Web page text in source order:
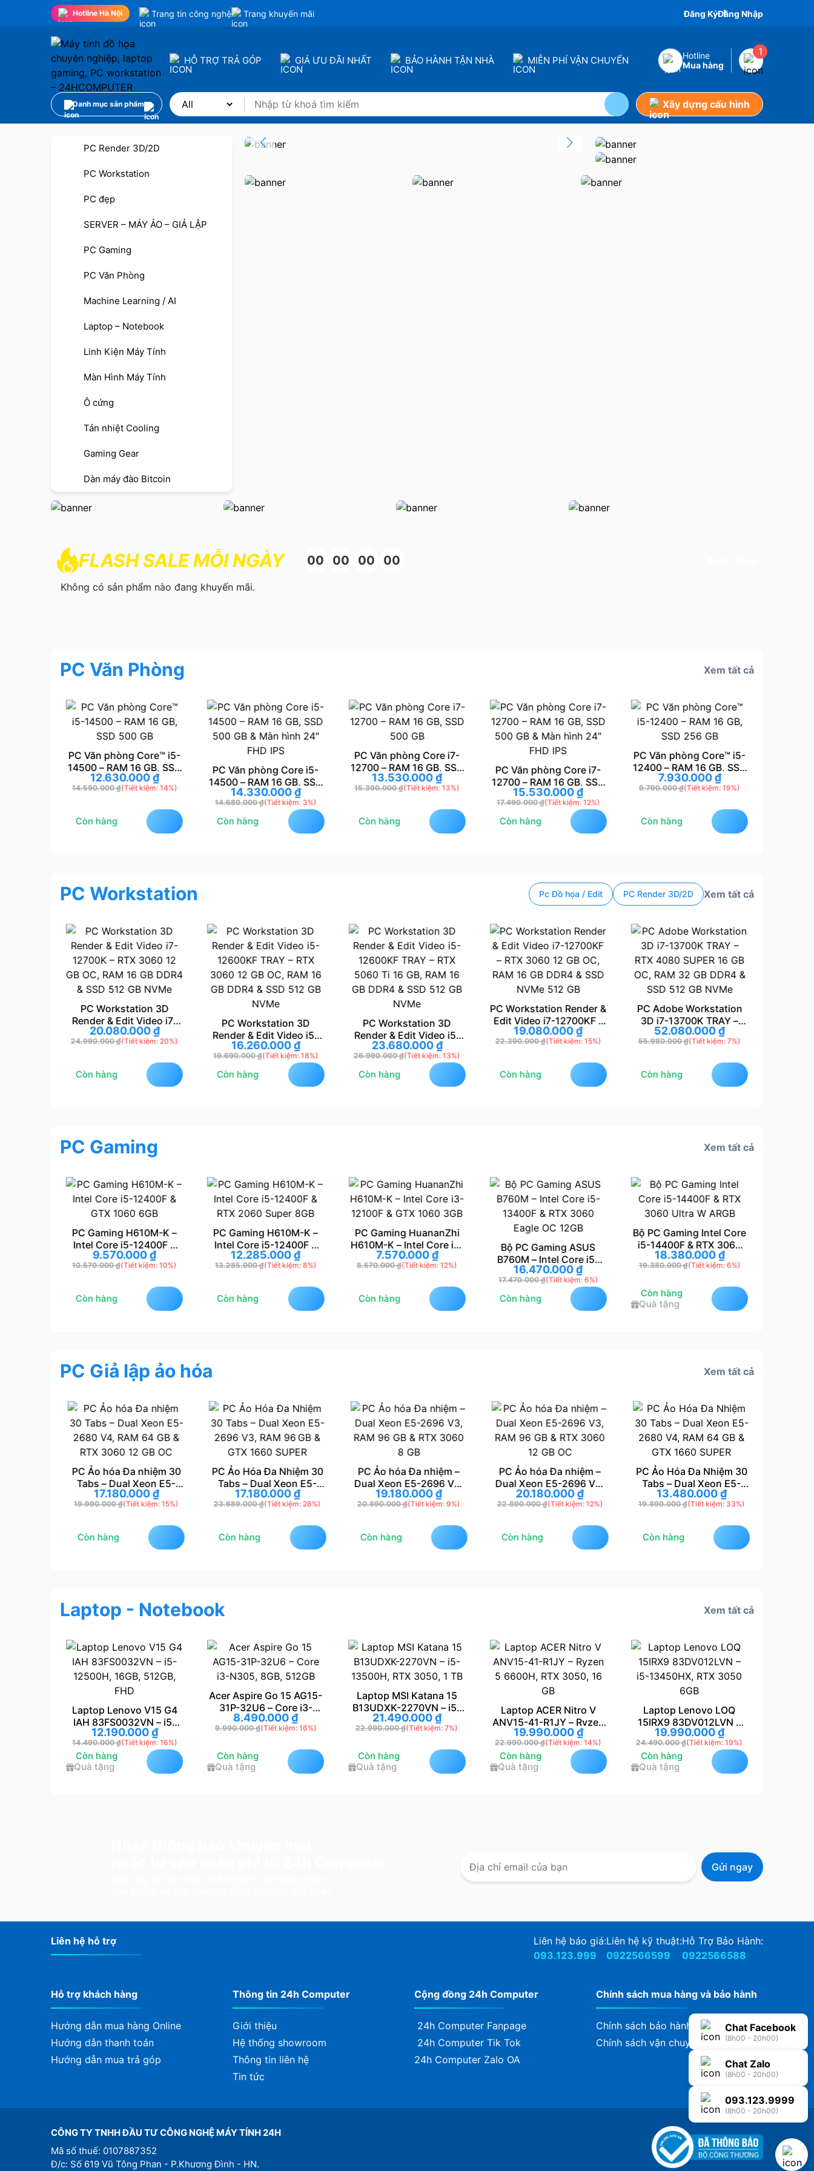
Hotline Hà Nội Trang tin công nghệ Trang khuyến mãi Đăng KýĐăng Nhập
HỖ TRỢ TRẢ GÓP GIÁ ƯU ĐÃI NHẤT BẢO HÀNH TẬN NHÀ MIỄN PHÍ VẬN CHUYỂN
Hotline
Mua hàng
1
Danh mục sản phẩm Xây dựng cấu hình
PC Render 3D/2D
PC Workstation
PC đẹp
SERVER – MÁY ẢO – GIẢ LẬP
PC Gaming
PC Văn Phòng
Machine Learning / AI
Laptop – Notebook
Linh Kiện Máy Tính
Màn Hình Máy Tính
Ô cứng
Tản nhiệt Cooling
Gaming Gear
Dàn máy đào Bitcoin
FLASH SALE MỖI NGÀY 00 00 00 00
Không có sản phẩm nào đang khuyến mãi.
PC Văn Phòng Xem tất cả
PC Văn phòng Core™ i5-
14500 – RAM 16 GB, SSD
500 GB
(Tiết kiệm: 14%)
14.590.000₫
12.630.000₫
Còn hàng
PC Văn phòng Core i5-
14500 – RAM 16 GB, SSD
500 GB & Màn hình 24″
FHD IPS
(Tiết kiệm: 3%)
14.680.000₫
14.330.000₫
Còn hàng
PC Văn phòng Core i7-
12700 – RAM 16 GB, SSD
500 GB
(Tiết kiệm: 13%)
15.390.000₫
13.530.000₫
Còn hàng
PC Văn phòng Core i7-
12700 – RAM 16 GB, SSD
500 GB & Màn hình 24″
FHD IPS
(Tiết kiệm: 12%)
17.490.000₫
15.530.000₫
Còn hàng
PC Văn phòng Core™ i5-
12400 – RAM 16 GB, SSD
256 GB
(Tiết kiệm: 19%)
9.790.000₫
7.930.000₫
Còn hàng
PC Workstation Pc Đồ họa / Edit PC Render 3D/2D Xem tất cả
PC Workstation 3D
Render & Edit Video i7-
12700K – RTX 3060 12
GB OC, RAM 16 GB DDR4
(Tiết kiệm: 20%)
24.990.000₫
20.080.000₫
Còn hàng
PC Workstation 3D
Render & Edit Video i5-
12600KF TRAY – RTX
3060 12 GB OC, RAM 16
GB DDR4 & SSD 512 GB
NVMe
(Tiết kiệm: 18%)
19.690.000₫
16.260.000₫
Còn hàng
PC Workstation 3D
Render & Edit Video i5-
12600KF TRAY – RTX
5060 Ti 16 GB, RAM 16
GB DDR4 & SSD 512 GB
NVMe
(Tiết kiệm: 13%)
26.990.000₫
23.680.000₫
Còn hàng
PC Workstation Render &
Edit Video i7-12700KF –
RTX 3060 12 GB OC,
RAM 16 GB DDR4 & SSD
(Tiết kiệm: 15%)
22.390.000₫
19.080.000₫
Còn hàng
PC Adobe Workstation
3D i7-13700K TRAY –
RTX 4080 SUPER 16 GB
OC, RAM 32 GB DDR4 &
(Tiết kiệm: 7%)
55.980.000₫
52.080.000₫
Còn hàng
PC Gaming Xem tất cả
PC Gaming H610M-K –
Intel Core i5-12400F &
GTX 1060 6GB
(Tiết kiệm: 10%)
10.570.000₫
9.570.000₫
Còn hàng
PC Gaming H610M-K –
Intel Core i5-12400F &
RTX 2060 Super 8GB
(Tiết kiệm: 8%)
13.285.000₫
12.285.000₫
Còn hàng
PC Gaming HuananZhi
H610M-K – Intel Core i3-
12100F & GTX 1060 3GB
(Tiết kiệm: 12%)
8.570.000₫
7.570.000₫
Còn hàng
Bộ PC Gaming ASUS
B760M – Intel Core i5-
13400F & RTX 3060
Eagle OC 12GB
(Tiết kiệm: 6%)
17.470.000₫
16.470.000₫
Còn hàng
Bộ PC Gaming Intel Core
i5-14400F & RTX 3060
Ultra W ARGB
(Tiết kiệm: 6%)
19.380.000₫
18.380.000₫
Còn hàng
Quà tặng
PC Giả lập ảo hóa Xem tất cả
PC Ảo hóa Đa nhiệm 30
Tabs – Dual Xeon E5-
2680 V4, RAM 64 GB &
RTX 3060 12 GB OC
(Tiết kiệm: 15%)
19.990.000₫
17.180.000₫
Còn hàng
PC Ảo Hóa Đa Nhiệm 30
Tabs – Dual Xeon E5-
2696 V3, RAM 96 GB &
GTX 1660 SUPER
(Tiết kiệm: 28%)
23.689.000₫
17.180.000₫
Còn hàng
PC Ảo hóa Đa nhiệm –
Dual Xeon E5-2696 V3,
RAM 96 GB & RTX 3060 8
GB(Tiết kiệm: 9%)
20.890.000₫
19.180.000₫
Còn hàng
PC Ảo hóa Đa nhiệm –
Dual Xeon E5-2696 V3,
RAM 96 GB & RTX 3060
12 GB OC
(Tiết kiệm: 12%)
22.890.000₫
20.180.000₫
Còn hàng
PC Ảo Hóa Đa Nhiệm 30
Tabs – Dual Xeon E5-
2680 V4, RAM 64 GB &
GTX 1660 SUPER
(Tiết kiệm: 33%)
19.890.000₫
13.480.000₫
Còn hàng
Laptop - Notebook Xem tất cả
Acer Aspire Go 15 AG15-
31P-32U6 – Core i3-
N305, 8GB, 512GB
(Tiết kiệm: 16%)
9.990.000₫
8.490.000₫
Còn hàng
Quà tặng
Laptop MSI Katana 15
B13UDXK-2270VN – i5-
13500H, RTX 3050, 1 TB
(Tiết kiệm: 7%)
22.990.000₫
21.490.000
Còn hàng
Quà tặng
Laptop ACER Nitro V
ANV15-41-R1JY – Ryzen
5 6600H, RTX 3050, 16
GB
19.990.000
Còn hàng
Quà tặng
Laptop Lenovo LOQ
15IRX9 83DV012LVN –
i5-13450HX, RTX 3050
6GB
(Tiết kiệm: 19%)
24.490.000₫
19.990.000
Còn hàng
Quà tặng
Laptop GIGABYTE G5
MF5-52VN383SH – i5-
13500H, RTX 4050, 15.6″
FHD
(Tiết kiệm: 21%)
24.990.000₫
19.890.000
Còn hàng
Quà tặng
Liên hệ hỗ trợ
Liên hệ báo giá:
093.123.999
Liên hệ kỹ thuật:
0922566599
Hỗ Trợ Bảo Hành:
0922566588
Hỗ trợ khách hàng
Hướng dẫn mua hàng Online
Hướng dẫn thanh toán
Hướng dẫn mua trả góp
Thông tin 24h Computer
Giới thiệu
Hệ thống showroom
Thông tin liên hệ
Tin tức
Cộng đồng 24h Computer
24h Computer Fanpage
24h Computer Tik Tok
24h Computer Zalo OA
Chính sách mua hàng và bảo hành
Chính sách bảo hành
Chính sách vận chuyển, giao nhận
CÔNG TY TNHH ĐẦU TƯ CÔNG NGHỆ MÁY TÍNH 24H
Mã số thuế: 0107887352
Đ/c: Số 619 Vũ Tông Phan - P.Khương Đình - HN.
Chat Facebook
(8h00 - 20h00)
Chat Zalo
(8h00 - 20h00)
093.123.9999
(8h00 - 20h00)